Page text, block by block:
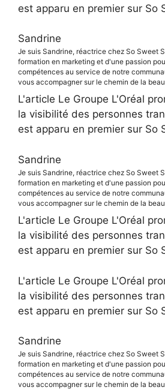
est apparu en premier sur So
Sandrine
Je suis Sandrine, réactrice chez So Sweet
formation en marketing et d'une passion
compétences au service de notre
vous accompagner sur le chemin de la
L'article Le Groupe L'Oréal
la visibilité des personnes
est apparu en premier sur So
Sandrine
Je suis Sandrine, réactrice chez So Sweet
formation en marketing et d'une passion
compétences au service de notre
vous accompagner sur le chemin de la
L'article Le Groupe L'Oréal
la visibilité des personnes
est apparu en premier sur So
L'article Le Groupe L'Oréal
la visibilité des personnes
est apparu en premier sur So
Sandrine
Je suis Sandrine, réactrice chez So Sweet
formation en marketing et d'une passion
compétences au service de notre
vous accompagner sur le chemin de la